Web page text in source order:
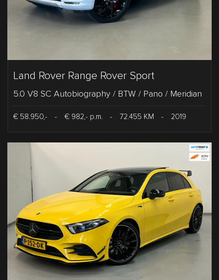
Land Rover Range Rover Sport
5.0 V8 SC Autobiography / BTW / Pano / Meridian
€ 58.950,- - € 982,- p.m. - 72.455 KM - 2019